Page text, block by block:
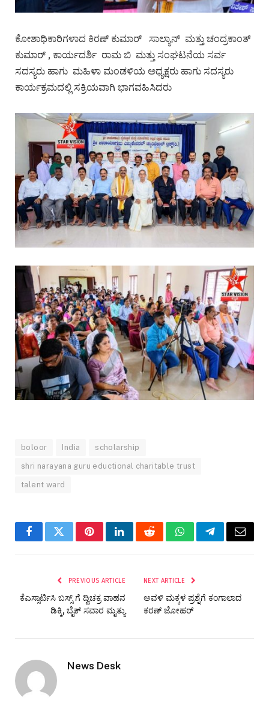
ಕೋಶಾಧಿಕಾರಿಗಳಾದ ಕಿರಣ್ ಕುಮಾರ್ ಸಾಲ್ಯಾನ್ ಮತ್ತು ಚಂದ್ರಕಾಂತ್
ಕುಮಾರ್ , ಕಾರ್ಯದರ್ಶಿ ರಾಮ ಬಿ ಮತ್ತು ಸಂಘಟನೆಯ ಸರ್ವ
ಸದಸ್ಯರು ಹಾಗು ಮಹಿಳಾ ಮಂಡಳಿಯ ಅಧ್ಯಕ್ಷರು ಹಾಗು ಸದಸ್ಯರು
ಕಾರ್ಯಕ್ರಮದಲ್ಲಿ ಸಕ್ರಿಯವಾಗಿ ಭಾಗವಹಿಸಿದರು
boloor India scholarship
shri narayana guru eductional charitable trust
talent ward
FacebookTwitterPinterestLinkedInRedditWhatsAppTelegramEmail
PREVIOUS ARTICLE
ಕೆಎಸ್ಸಾರ್ಟಿಸಿ ಬಸ್ಸ್ ಗೆ ದ್ವಿಚಕ್ರ ವಾಹನ‌
ಡಿಕ್ಕಿ, ಬೈಕ್ ಸವಾರ ಮೃತ್ಯು
NEXT ARTICLE
ಅವಳಿ ಮಕ್ಕಳ ಪ್ರಶ್ನೆಗೆ ಕಂಗಾಲಾದ
ಕರಣ್ ಜೋಹರ್
News Desk